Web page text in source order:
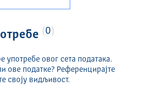
0
употребе овог сета података.
ове податке? Референцирајте
своју видљивост.